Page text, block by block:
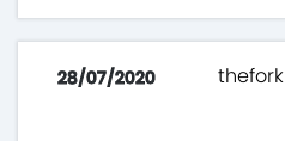
28/07/2020 thefork